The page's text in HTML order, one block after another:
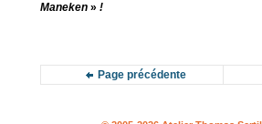
Maneken » !
Page précédente